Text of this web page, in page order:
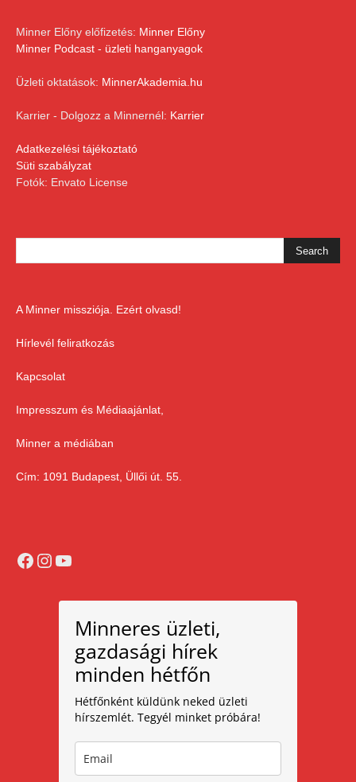
Minner Előny előfizetés: Minner Előny
Minner Podcast - üzleti hanganyagok
Üzleti oktatások: MinnerAkademia.hu
Karrier - Dolgozz a Minnernél: Karrier
Adatkezelési tájékoztató
Süti szabályzat
Fotók: Envato License
A Minner missziója. Ezért olvasd!
Hírlevél feliratkozás
Kapcsolat
Impresszum és Médiaajánlat,
Minner a médiában
Cím: 1091 Budapest, Üllői út. 55.
Facebook
Instagram
YouTube
Minneres üzleti,
gazdasági hírek
minden hétfőn
Hétfőnként küldünk neked üzleti
hírszemlét. Tegyél minket próbára!